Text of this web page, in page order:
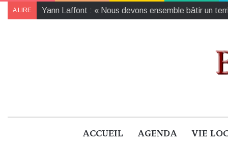
A LIRE Yann Laffont : « Nous devons ensemble bâtir un
ACCUEIL AGENDA VIE